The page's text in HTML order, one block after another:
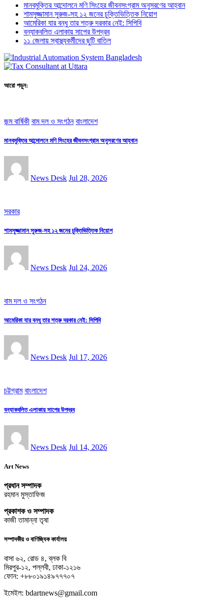
মানবমুক্তির আন্দোলনে মণি সিংহের জীবনসংগ্রাম অনুসরণের আহ্বান
শামসুজ্জামান সুরুজ-সহ ১২ জনের চুক্তিভিত্তিক নিয়োগ
আমেরিকা যার বন্ধু তার শত্রু দরকার নেই: সিপিবি
বন্যাকবলিত এলাকায় সাপের উপদ্রব
১১ জেলায় স্বাস্থ্যকর্মীদের ছুটি বাতিল
আরো পড়ুন:
জন্ম বার্ষিকী বাম দল ও সংগঠন বাংলাদেশ
মানবমুক্তির আন্দোলনে মণি সিংহের জীবনসংগ্রাম অনুসরণের আহ্বান
News Desk Jul 28, 2026
সরকার
শামসুজ্জামান সুরুজ-সহ ১২ জনের চুক্তিভিত্তিক নিয়োগ
News Desk Jul 24, 2026
বাম দল ও সংগঠন
আমেরিকা যার বন্ধু তার শত্রু দরকার নেই: সিপিবি
News Desk Jul 17, 2026
চট্টগ্রাম বাংলাদেশ
বন্যাকবলিত এলাকায় সাপের উপদ্রব
News Desk Jul 14, 2026
Art News
প্রধান সম্পাদক
রহমান মুস্তাফিজ
প্রকাশক ও সম্পাদক
কাজী তামান্না তৃষা
সম্পাদকীয় ও বাণিজ্যিক কার্যালয়
বাসা ৬২, রোড ৪, ব্লক বি
মিরপুর-১২, পল্লবী, ঢাকা-১২১৬
ফোন: +৮৮০১৯১৪৯৭৭৭০৭
ইমেইল: bdartnews@gmail.com